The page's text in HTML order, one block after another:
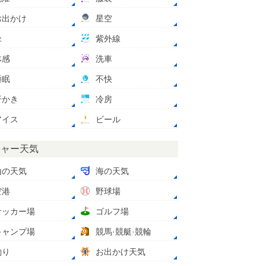
出かけ 星空
紫外線
感 洗車
眠 不快
き 冷房
ス ビール
ー天気
の天気 海の天気
港 野球場
ッカー場 ゴルフ場
ャンプ場 競馬·競艇·競輪
お出かけ天気